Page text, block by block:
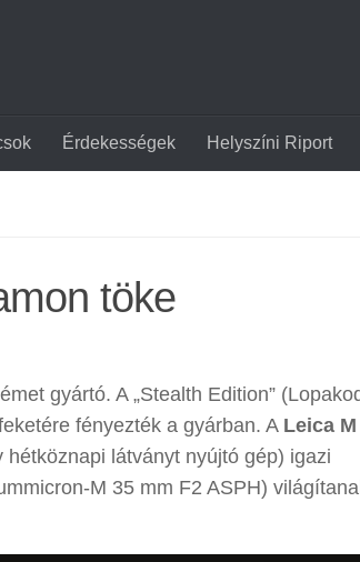
Érdekességek Helyszíni Riport
töke
gyártó. A „Stealth Edition”
fényezték a gyárban. A Leica M
látványt nyújtó gép) igazi
M 35 mm F2 ASPH)